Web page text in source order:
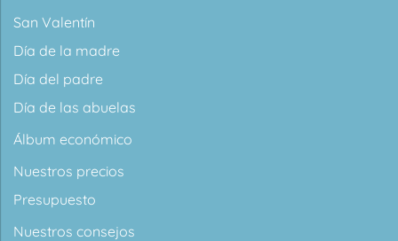
San Valentín
Día de la madre
Día del padre
Día de las abuelas
Álbum económico
Nuestros precios
Presupuesto
Nuestros consejos